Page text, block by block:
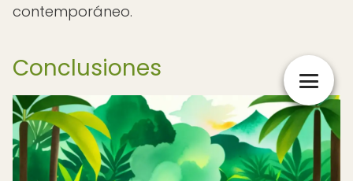
contemporáneo.
Conclusiones